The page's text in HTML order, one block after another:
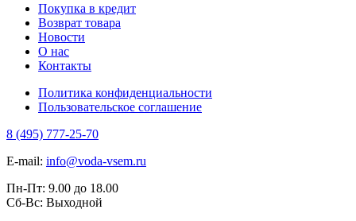
Покупка в кредит
Возврат товара
Новости
О нас
Контакты
Политика конфиденциальности
Пользовательское соглашение
8 (495) 777-25-70
E-mail: info@voda-vsem.ru
Пн-Пт: 9.00 до 18.00
Сб-Вс: Выходной